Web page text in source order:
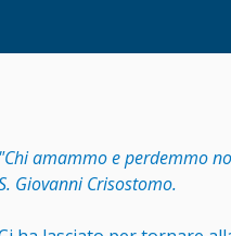
"Chi amammo e perdemmo
Giovanni Crisostomo.